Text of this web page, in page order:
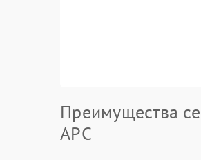
Преимущества
APC